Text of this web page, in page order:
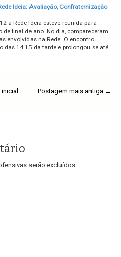
Ideia: Avaliação, Confraternização
a Rede Ideia esteve reunida para
de final de ano. No dia, compareceram
envolvidas na Rede. O encontro
das 14:15 da tarde e prolongou se até
Postagem mais antiga →
serão excluídos.